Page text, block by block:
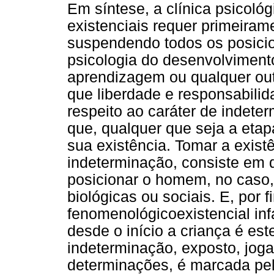
Em síntese, a clínica
existenciais requer
suspendendo todos os
psicologia do
aprendizagem ou qualquer
que liberdade e
respeito ao caráter de
que, qualquer que seja a
sua existência. Tomar a
indeterminação, consiste em
posicionar o homem, no
biológicas ou sociais. E, por
fenomenológicoexistencial
desde o início a criança é
indeterminação, exposto,
determinações, é marcada